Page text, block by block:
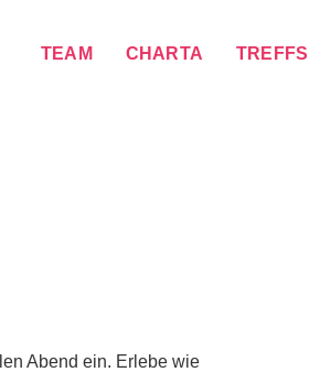
TEAM CHARTA TREFFS
Abend ein. Erlebe wie